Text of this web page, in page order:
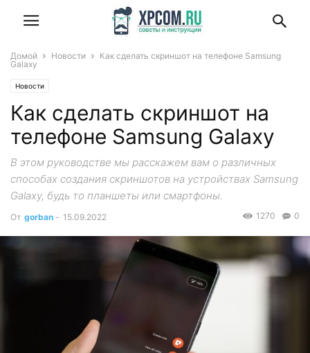
Домой Новости
Как сделать скриншот на телефоне Samsung
Galaxy
Новости
Как сделать скриншот на
телефоне Samsung Galaxy
В этом руководстве мы расскажем вам о различных
способах создания скриншотов на устройствах Samsung
Galaxy, будь то планшеты или смартфоны.
От gorban - 15.09.2022 0
1270